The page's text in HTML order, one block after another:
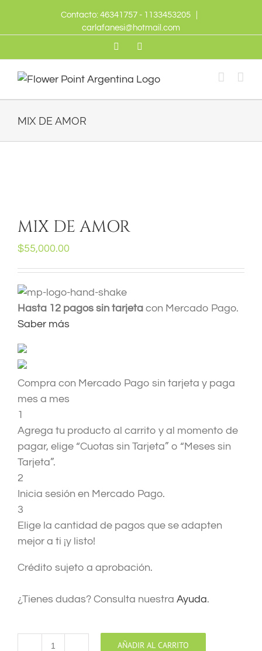
content
Contacto: 46341757 - 1133453205
carlafanesi@hotmail.com
Twitter
MIX DE AMOR
MIX DE AMOR
$55,000.00
Hasta 12 pagos sin tarjeta con Mercado Pago.
Saber más
Compra con Mercado Pago sin tarjeta y paga
mes a mes
1
Agrega tu producto al carrito y al momento de
pagar, elige “Cuotas sin Tarjeta” o “Meses sin
Tarjeta”.
2
Inicia sesión en Mercado Pago.
3
Elige la cantidad de pagos que se adapten
mejor a ti ¡y listo!
Crédito sujeto a aprobación.
¿Tienes dudas? Consulta nuestra Ayuda.
AÑADIR AL CARRITO